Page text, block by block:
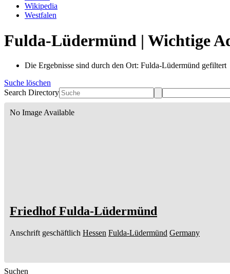
Wikipedia
Westfalen
Fulda-Lüdermünd | Wichtige
Die Ergebnisse sind durch den Ort: Fulda-Lüdermünd gefiltert
Suche löschen
Search Directory
No Image Available
Friedhof Fulda-Lüdermünd
Anschrift geschäftlich Hessen Fulda-Lüdermünd Germany
Suchen